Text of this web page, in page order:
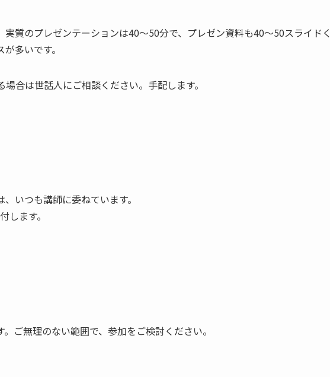
質のプレゼンテーションは40～50分で、プレゼン資料も40～50スライドく
多いです。
合は世話人にご相談ください。手配します。
いつも講師に委ねています。
します。
ご無理のない範囲で、参加をご検討ください。